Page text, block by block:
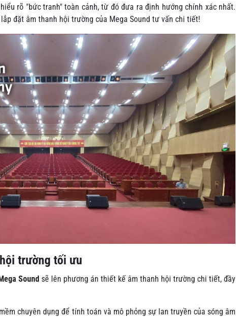
rõ "bức tranh" toàn cảnh, từ đó đưa ra định hướng chính xác nhất.
đặt âm thanh hội trường của Mega Sound tư vấn chi tiết!
trường tối ưu
Sound sẽ lên phương án thiết kế âm thanh hội trường chi tiết, đầy
chuyên dụng để tính toán và mô phỏng sự lan truyền của sóng âm